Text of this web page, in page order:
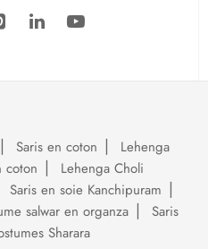
Saris en coton
Lehenga
coton
Lehenga Choli
Saris en soie Kanchipuram
salwar en organza
Saris
Sharara